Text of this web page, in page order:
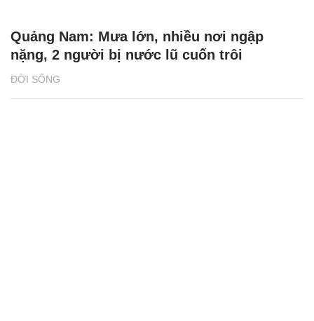
ĐỜI SỐNG
Quảng Nam: Mưa lớn, nhiều nơi ngập
nặng, 2 người bị nước lũ cuốn trôi